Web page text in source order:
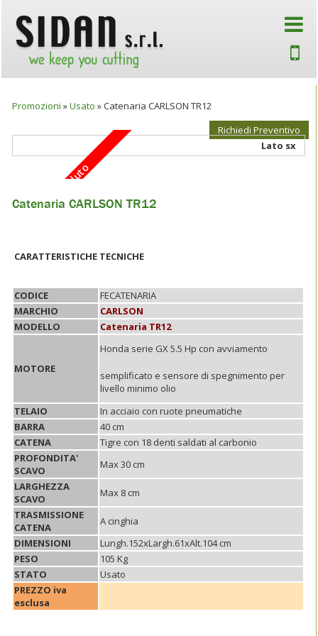
Promozioni »Usato »Catenaria CARLSON TR12
Richiedi Preventivo
Venduto
Lato sx
Catenaria CARLSON TR12
CARATTERISTICHE TECNICHE
CODICE
FECATENARIA
MARCHIO
CARLSON
MODELLO
Catenaria TR12
MOTORE
Honda serie GX 5.5 Hp con avviamento
semplificato e sensore di spegnimento per
livello minimo olio
TELAIO
In acciaio con ruote pneumatiche
BARRA
40 cm
CATENA
Tigre con 18 denti saldati al carbonio
PROFONDITA'
SCAVO
Max 30 cm
LARGHEZZA
SCAVO
Max 8 cm
TRASMISSIONE
CATENA
A cinghia
DIMENSIONI
Lungh.152xLargh.61xAlt.104 cm
PESO
105 Kg
STATO
Usato
PREZZO iva
esclusa